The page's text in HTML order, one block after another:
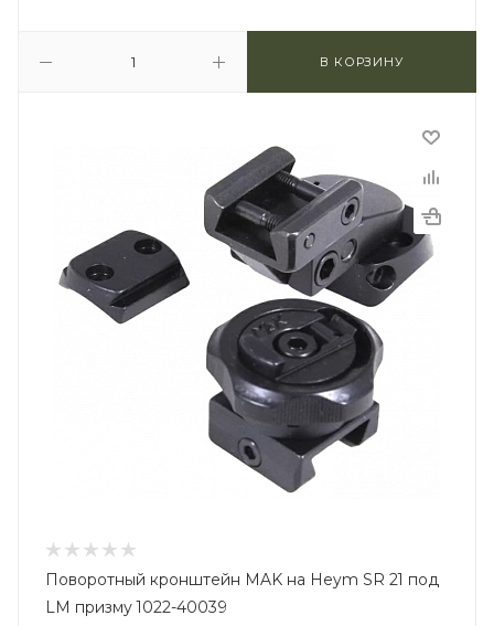
В КОРЗИНУ
Поворотный кронштейн MAK на Heym SR 21 под
LM призму 1022-40039